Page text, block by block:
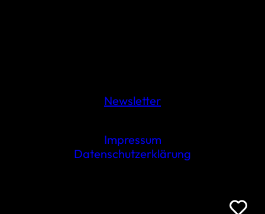
Newsletter
Impressum
Datenschutzerklärung